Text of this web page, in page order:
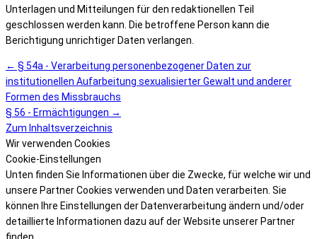
Unterlagen und Mitteilungen für den redaktionellen Teil
geschlossen werden kann. Die betroffene Person kann die
Berichtigung unrichtiger Daten verlangen.
← § 54a - Verarbeitung personenbezogener Daten zur
institutionellen Aufarbeitung sexualisierter Gewalt und anderer
Formen des Missbrauchs
§ 56 - Ermächtigungen →
Zum Inhaltsverzeichnis
Wir verwenden Cookies
Cookie-Einstellungen
Unten finden Sie Informationen über die Zwecke, für welche wir und
unsere Partner Cookies verwenden und Daten verarbeiten. Sie
können Ihre Einstellungen der Datenverarbeitung ändern und/oder
detaillierte Informationen dazu auf der Website unserer Partner